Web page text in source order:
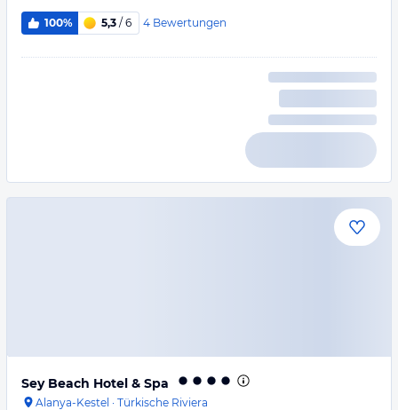
100% 5,3 / 6 4 Bewertungen
Sey Beach Hotel & Spa
Alanya-Kestel · Türkische Riviera